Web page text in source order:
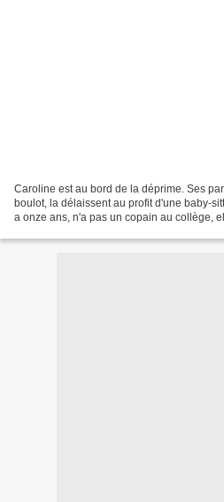
Caroline est au bord de la déprime. Ses
boulot, la délaissent au profit d'une baby-
a onze ans, n'a pas un copain au collège,